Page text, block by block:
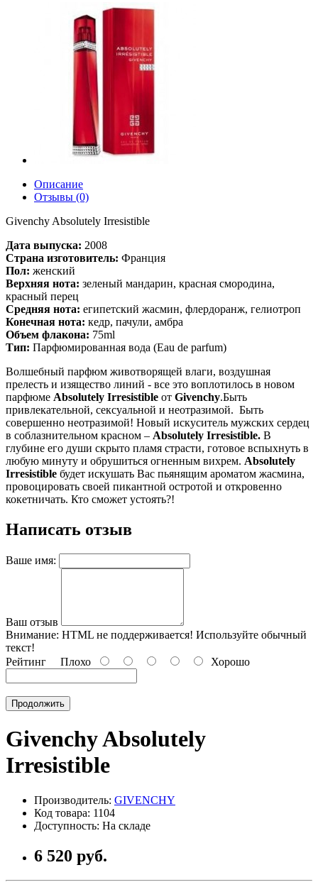
Описание
Отзывы (0)
Givenchy Absolutely Irresistible
Дата выпуска: 2008
Страна изготовитель: Франция
Пол: женский
Верхняя нота: зеленый мандарин, красная смородина,
красный перец
Средняя нота: египетский жасмин, флердоранж, гелиотроп
Конечная нота: кедр, пачули, амбра
Объем флакона: 75ml
Тип: Парфюмированная вода (Eau de parfum)
Волшебный парфюм животворящей влаги, воздушная
прелесть и изящество линий - все это воплотилось в новом
парфюме Absolutely Irresistible от Givenchy.Быть
привлекательной, сексуальной и неотразимой. Быть
совершенно неотразимой! Новый искуситель мужских сердец
в соблазнительном красном – Absolutely Irresistible. В
глубине его души скрыто пламя страсти, готовое вспыхнуть в
любую минуту и обрушиться огненным вихрем. Absolutely
Irresistible будет искушать Вас пьянящим ароматом жасмина,
провоцировать своей пикантной остротой и откровенно
кокетничать. Кто сможет устоять?!
Написать отзыв
Ваше имя:
Ваш отзыв
Внимание: HTML не поддерживается! Используйте обычный
текст!
Рейтинг Плохо Хорошо
Продолжить
Givenchy Absolutely
Irresistible
Производитель: GIVENCHY
Код товара: 1104
Доступность: На складе
6 520 руб.